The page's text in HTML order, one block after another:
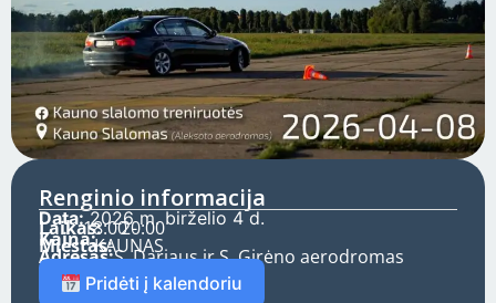
Renginio informacija
Data:2026 m. birželio 4 d.
Laikas:18:00 -20:00
Kaina:
Miestas:KAUNAS
Adresas:S. Dariaus ir S. Girėno aerodromas
Pridėti į kalendoriu